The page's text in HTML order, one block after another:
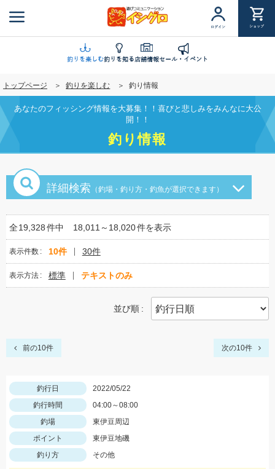
ン
に
移
動
ログイン ショップ
釣りを楽しむ釣りを知る店舗情報セール・イベント
トップページ 釣りを楽しむ 釣り情報
あなたのフィッシング情報を大募集！！喜びと悲しみをみんなに大公
開！！
釣り情報
詳細検索 （釣場・釣り方・釣魚が選択できます）
全19,328件中 18,011～18,020件を表示
表示件数 10件 30件
表示方法 標準 テキストのみ
並び順
前の10件 次の10件
釣行日
2022/05/22
釣行時間
04:00～08:00
釣場
東伊豆周辺
ポイント
東伊豆地磯
釣り方
その他